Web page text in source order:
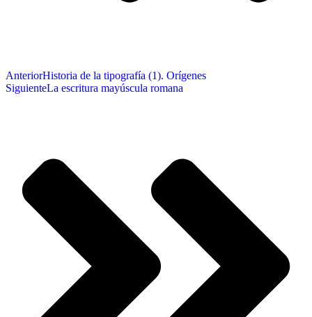
AnteriorHistoria de la tipografía (1). Orígenes
SiguienteLa escritura mayúscula romana